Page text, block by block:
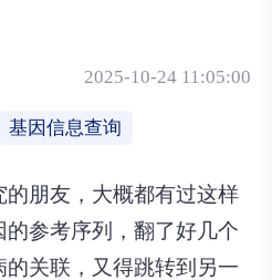
2025-10-24 11:05:00
基因信息查询
的朋友，大概都有过这样
参考序列，翻了好几个
关联，又得跳转到另一